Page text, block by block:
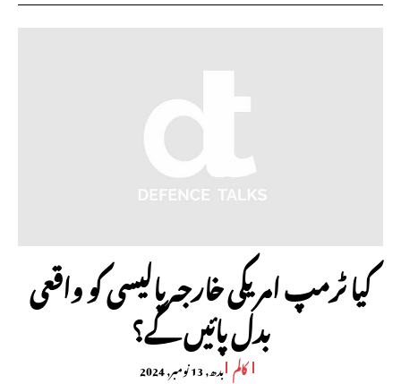
کیا ٹرمپ امریکی خارجہ پالیسی کو واقعی
بدل پائیں گے؟
کالم بدھ, 13 نومبر, 2024